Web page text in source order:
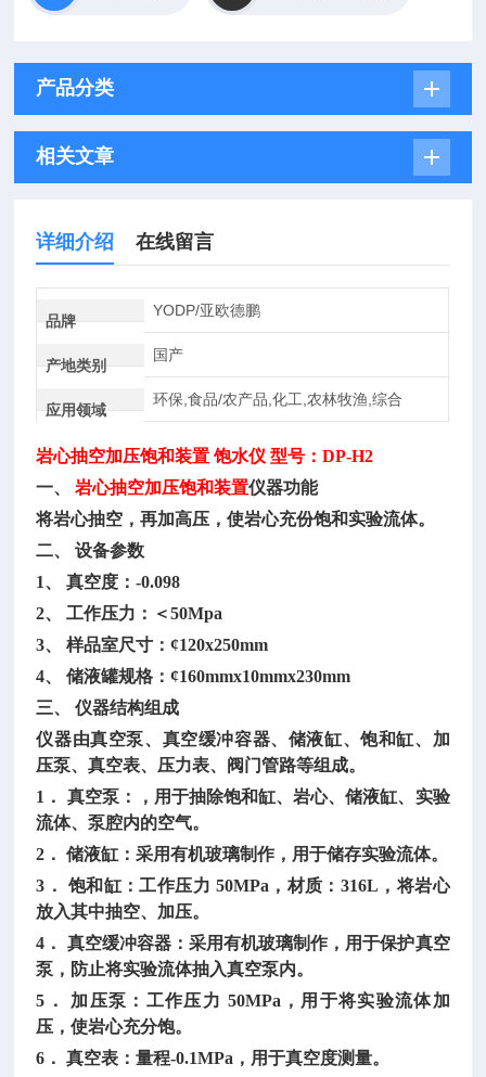
产品分类
相关文章
详细介绍 在线留言
品牌
YODP/亚欧德鹏
产地类别
国产
应用领域
环保,食品/农产品,化工,农林牧渔,综合
岩心抽空加压饱和装置饱水仪 型号：DP-H2
一、
岩心抽空加压饱和装置仪器功能
将岩心抽空，再加高压，使岩心充份饱和实验流体。
二、
设备参数
1、 真空度：-0.098
2、 工作压力：＜50Mpa
3、 样品室尺寸：¢120x250mm
4、 储液罐规格：¢160mmx10mmx230mm
三、
仪器结构组成
仪器由真空泵、真空缓冲容器、储液缸、饱和缸、加
压泵、真空表、压力表、阀门管路等组成。
1． 真空泵：，用于抽除饱和缸、岩心、储液缸、实验
流体、泵腔内的空气。
2． 储液缸：采用有机玻璃制作，用于储存实验流体。
3． 饱和缸：工作压力 50MPa，材质：316L，将岩心
放入其中抽空、加压。
4． 真空缓冲容器：采用有机玻璃制作，用于保护真空
泵，防止将实验流体抽入真空泵内。
5． 加压泵：工作压力 50MPa，用于将实验流体加
压，使岩心充分饱。
6． 真空表：量程-0.1MPa，用于真空度测量。